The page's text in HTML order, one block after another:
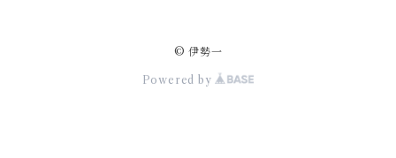
© 伊勢一
Powered by